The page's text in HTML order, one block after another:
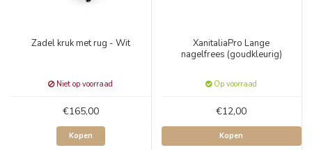
Zadel kruk met rug - Wit
Niet op voorraad
€165,00
Kopen
XanitaliaPro Lange
nagelfrees (goudkleurig)
Op voorraad
€12,00
Kopen